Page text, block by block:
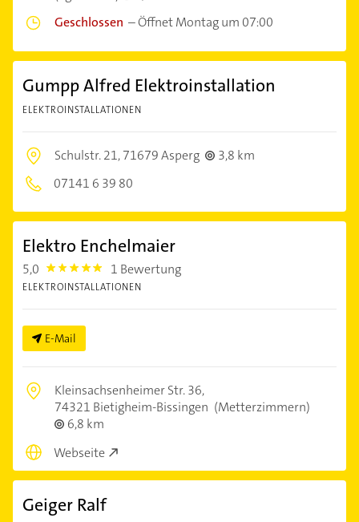
Geschlossen –Öffnet Montag um 07:00
Gumpp Alfred Elektroinstallation
ELEKTROINSTALLATIONEN
Schulstr. 21,71679 Asperg
3,8 km
07141 6 39 80
Elektro Enchelmaier
5,0 5.0 1 Bewertung
ELEKTROINSTALLATIONEN
E-Mail
Kleinsachsenheimer Str. 36,
74321 Bietigheim-Bissingen (Metterzimmern)
6,8 km
Webseite
Geiger Ralf